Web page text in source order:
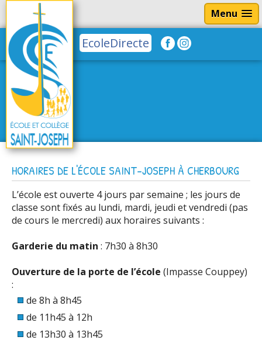
Menu
EcoleDirecte
HORAIRES DE L'ÉCOLE SAINT-JOSEPH À CHERBOURG
L’école est ouverte 4 jours par semaine ; les jours de
classe sont fixés au lundi, mardi, jeudi et vendredi (pas
de cours le mercredi) aux horaires suivants :
Garderie du matin : 7h30 à 8h30
Ouverture de la porte de l’école (Impasse Couppey)
:
de 8h à 8h45
de 11h45 à 12h
de 13h30 à 13h45